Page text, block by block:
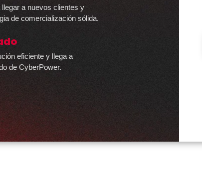
a nuevos clientes y
de comercialización sólida.
eficiente y llega a
de CyberPower.